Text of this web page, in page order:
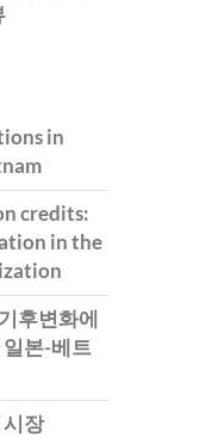
in
credits:
in the
후변화에
일본-베트
시장